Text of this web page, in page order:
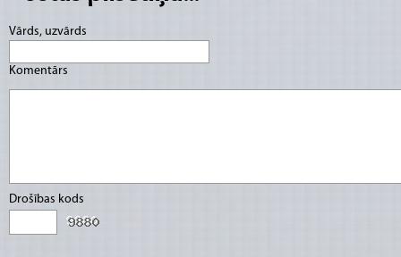
Vārds, uzvārds
Komentārs
Drošības kods